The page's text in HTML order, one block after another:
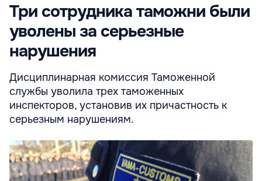
Три сотрудника таможни были
уволены за серьезные
нарушения
Дисциплинарная комиссия Таможенной
службы уволила трех таможенных
инспекторов, установив их причастность к
серьезным нарушениям.